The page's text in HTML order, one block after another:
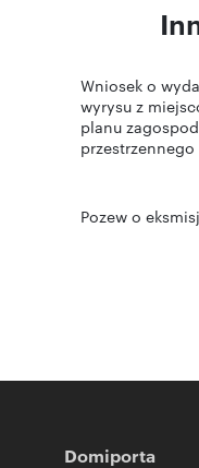
Wniosek o
wyrysu z
planu
przestrzennego
Pozew o
Domiporta